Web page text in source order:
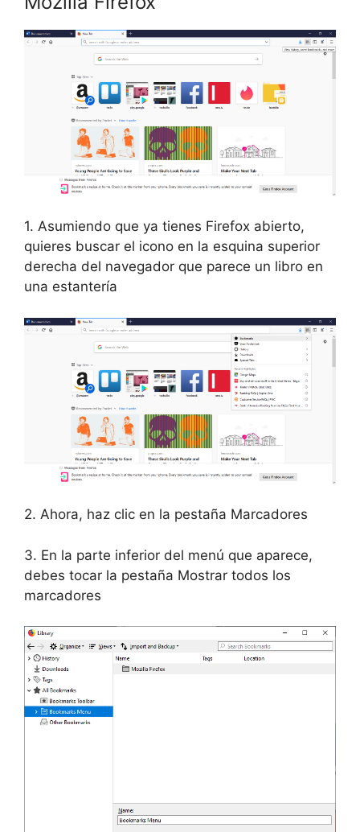
1. Asumiendo que ya tienes Firefox abierto,
quieres buscar el icono en la esquina superior
derecha del navegador que parece un libro en
una estantería
2. Ahora, haz clic en la pestaña Marcadores
3. En la parte inferior del menú que aparece,
debes tocar la pestaña Mostrar todos los
marcadores